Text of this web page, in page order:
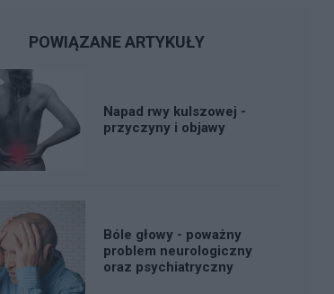
POWIĄZANE ARTYKUŁY
Napad rwy kulszowej -
przyczyny i objawy
Bóle głowy - poważny
problem neurologiczny
oraz psychiatryczny